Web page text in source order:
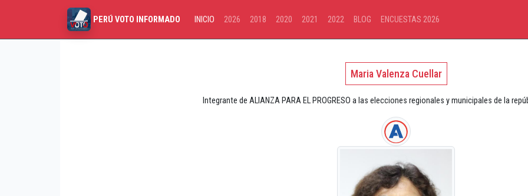
PERÚ VOTO INFORMADO INICIO 2026 2018 2020 2021 2022 BLOG ENCUESTAS 2026
Maria Valenza Cuellar
Integrante de ALIANZA PARA EL PROGRESO a las elecciones regionales y municipales de la